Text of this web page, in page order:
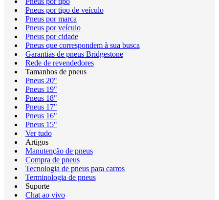
Pneus por tipo de veículo
Pneus por marca
Pneus por veículo
Pneus por cidade
Pneus que correspondem à sua busca
Garantias de pneus Bridgestone
Rede de revendedores
Tamanhos de pneus
Pneus 20"
Pneus 19"
Pneus 18"
Pneus 17"
Pneus 16"
Pneus 15"
Ver tudo
Artigos
Manutenção de pneus
Compra de pneus
Tecnologia de pneus para carros
Terminologia de pneus
Suporte
Chat ao vivo